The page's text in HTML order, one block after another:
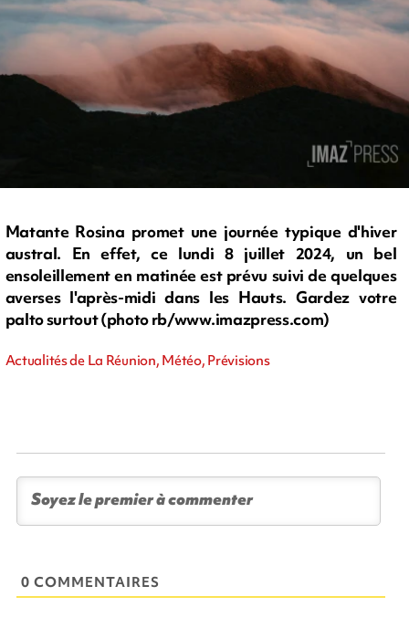
Matante Rosina promet une journée typique d'hiver
austral. En effet, ce lundi 8 juillet 2024, un bel
ensoleillement en matinée est prévu suivi de quelques
averses l'après-midi dans les Hauts. Gardez votre
palto surtout (photo rb/www.imazpress.com)
Actualités de La Réunion, Météo, Prévisions
0 COMMENTAIRES